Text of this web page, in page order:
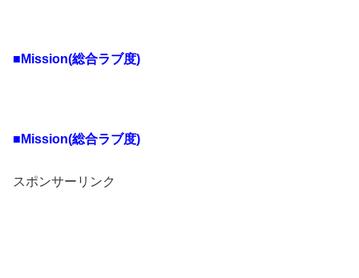
■Mission(総合ラブ度)
■Mission(総合ラブ度)
スポンサーリンク